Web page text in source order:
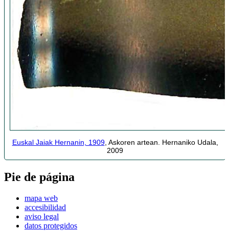
Euskal Jaiak Hernanin, 1909, Askoren artean. Hernaniko Udala,
2009
Pie de página
mapa web
accesibilidad
aviso legal
datos protegidos